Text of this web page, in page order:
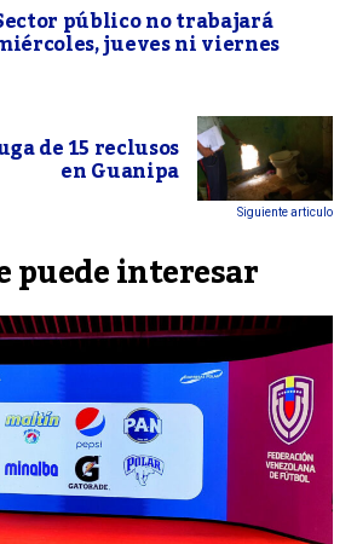
público no trabajará
jueves ni viernes
de 15 reclusos
en Guanipa
Siguiente articulo
puede interesar